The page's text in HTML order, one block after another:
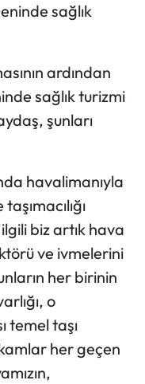
sağlık
ardından
sağlık turizmi
şunları
havalimanıyla
biz artık hava
ve ivmelerini
her birinin
o
temel taşı
her geçen